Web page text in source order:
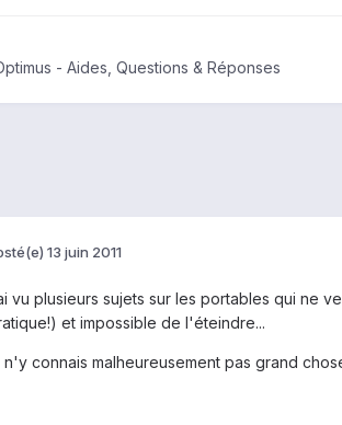
- Aides, Questions & Réponses
13 juin 2011
vu plusieurs sujets sur les portables qui ne
et impossible de l'éteindre...
n'y connais malheureusement pas grand